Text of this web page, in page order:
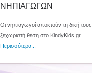
ΝΗΠΙΑΓΩΓΩΝ
Οι νηπιαγωγοί αποκτούν τη δική τους
ξεχωριστή θέση στο KindyKids.gr.
Περισσότερα...